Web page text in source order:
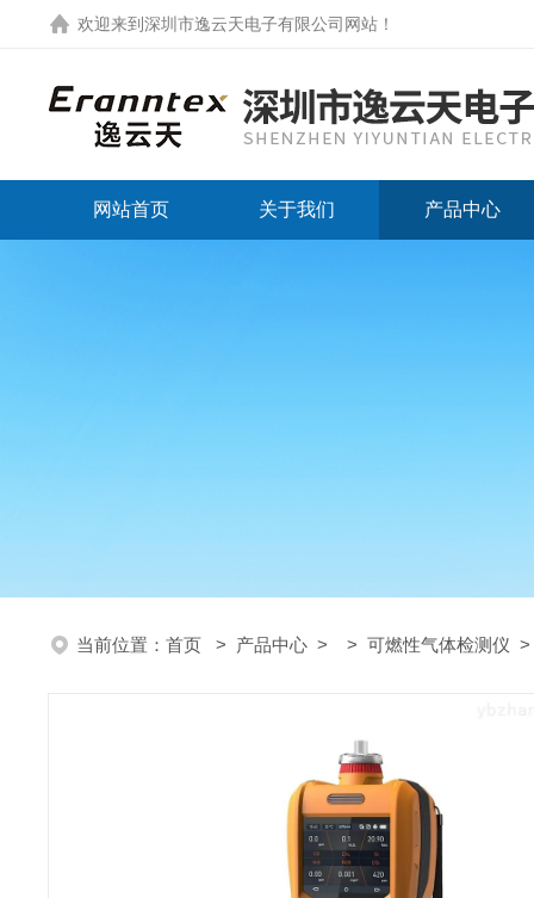
欢迎来到 深圳市逸云天电子有限公司网站 ！
网站首页 关于我们 产品中心
当前位置： 首页 > 产品中心 > > 可燃性气体检测仪 >